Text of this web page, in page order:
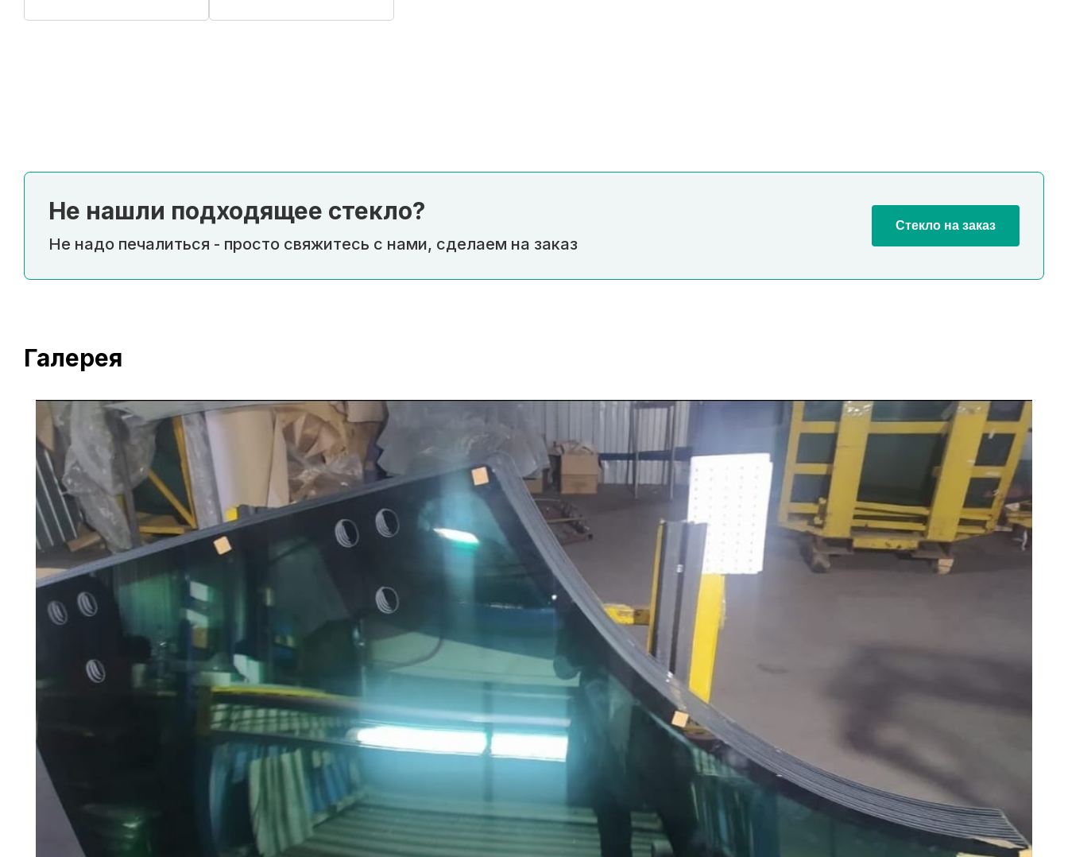
Не нашли подходящее стекло?
Не надо печалиться - просто свяжитесь с нами, сделаем на заказ
Стекло на заказ
Галерея